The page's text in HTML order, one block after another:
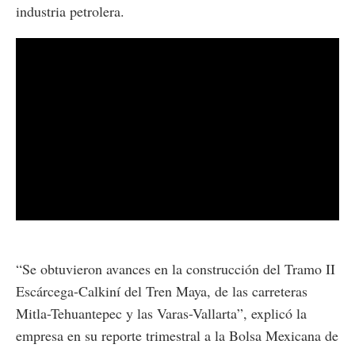
industria petrolera.
“Se obtuvieron avances en la construcción del Tramo II
Escárcega-Calkiní del Tren Maya, de las carreteras
Mitla-Tehuantepec y las Varas-Vallarta”, explicó la
empresa en su reporte trimestral a la Bolsa Mexicana de